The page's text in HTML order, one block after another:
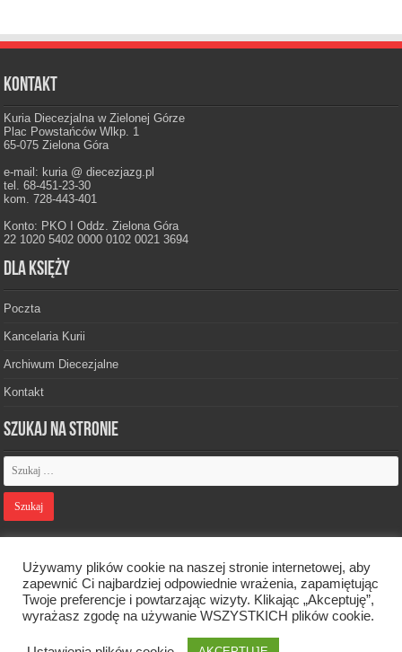
Kontakt
Kuria Diecezjalna w Zielonej Górze
Plac Powstańców Wlkp. 1
65-075 Zielona Góra
e-mail: kuria @ diecezjazg.pl
tel. 68-451-23-30
kom. 728-443-401
Konto: PKO I Oddz. Zielona Góra
22 1020 5402 0000 0102 0021 3694
Dla księży
Poczta
Kancelaria Kurii
Archiwum Diecezjalne
Kontakt
Szukaj na stronie
Designed by Webdawid
Używamy plików cookie na naszej stronie internetowej, aby
zapewnić Ci najbardziej odpowiednie wrażenia, zapamiętując
Twoje preferencje i powtarzając wizyty. Klikając „Akceptuję”,
wyrażasz zgodę na używanie WSZYSTKICH plików cookie.